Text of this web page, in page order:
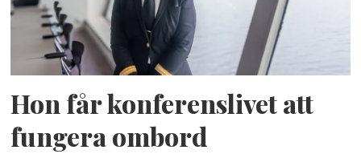
Hon får konferenslivet att
fungera ombord